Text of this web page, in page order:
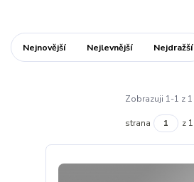
Nejnovější Nejlevnější Nejdražší
Zobrazuji 1-1 z 1
strana z 1